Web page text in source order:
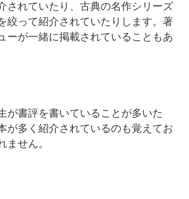
されていたり、古典の名作シリーズ
絞って紹介されていたりします。著
ーが一緒に掲載されていることもあ
が書評を書いていることが多いた
が多く紹介されているのも覚えてお
ません。